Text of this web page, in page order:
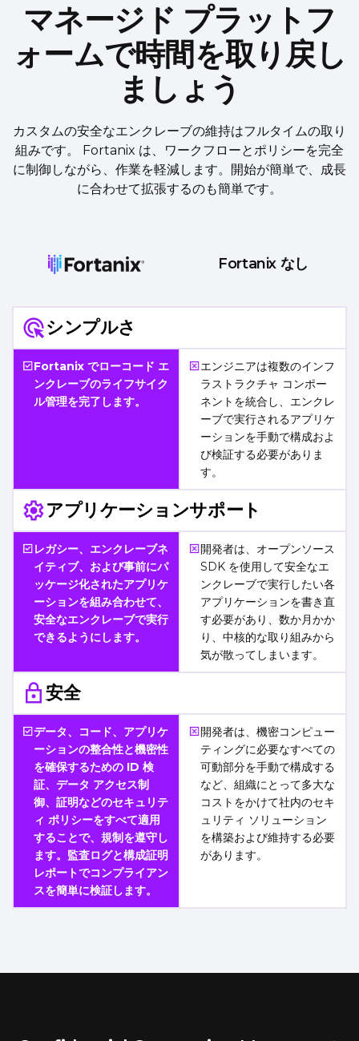
マネージド プラットフ
ォームで時間を取り戻し
ましょう
カスタムの安全なエンクレーブの維持はフルタイムの取り
組みです。 Fortanix は、ワークフローとポリシーを完全
に制御しながら、作業を軽減します。開始が簡単で、成長
に合わせて拡張するのも簡単です。
Fortanix なし
シンプルさ
Fortanix でローコード エ
ンクレーブのライフサイク
ル管理を完了します。
エンジニアは複数のインフ
ラストラクチャ コンポー
ネントを統合し、エンクレ
ーブで実行されるアプリケ
ーションを手動で構成およ
び検証する必要がありま
す。
アプリケーションサポート
レガシー、エンクレーブネ
イティブ、および事前にパ
ッケージ化されたアプリケ
ーションを組み合わせて、
安全なエンクレーブで実行
できるようにします。
開発者は、オープンソース
SDK を使用して安全なエ
ンクレーブで実行したい各
アプリケーションを書き直
す必要があり、数か月かか
り、中核的な取り組みから
気が散ってしまいます。
安全
データ、コード、アプリケ
ーションの整合性と機密性
を確保するための ID 検
証、データ アクセス制
御、証明などのセキュリテ
ィ ポリシーをすべて適用
することで、規制を遵守し
ます。監査ログと構成証明
レポートでコンプライアン
スを簡単に検証します。
開発者は、機密コンピュー
ティングに必要なすべての
可動部分を手動で構成する
など、組織にとって多大な
コストをかけて社内のセキ
ュリティ ソリューション
を構築および維持する必要
があります。